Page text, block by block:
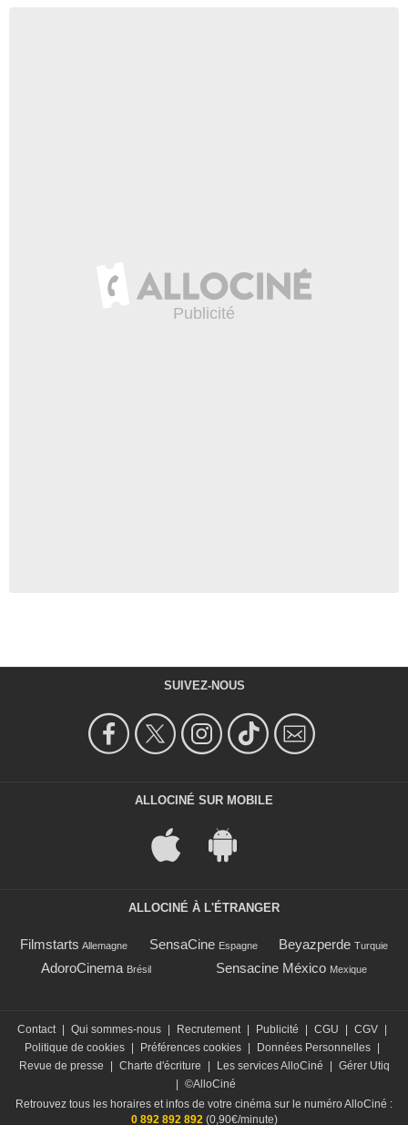
SUIVEZ-NOUS
ALLOCINÉ SUR MOBILE
ALLOCINÉ À L'ÉTRANGER
Filmstarts Allemagne SensaCine Espagne Beyazperde Turquie
AdoroCinema Brésil Sensacine México Mexique
Contact | Qui sommes-nous | Recrutement | Publicité | CGU | CGV |
Politique de cookies | Préférences cookies | Données Personnelles |
Revue de presse
| Charte d'écriture | Les services AlloCiné | Gérer Utiq
| ©AlloCiné
Retrouvez tous les horaires et infos de votre cinéma sur le numéro AlloCiné :
0 892 892 892 (0,90€/minute)